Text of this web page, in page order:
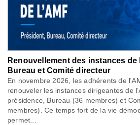
Renouvellement des instances de
Bureau et Comité directeur
En novembre 2026, les adhérents de
renouveler les instances dirigeantes de
présidence, Bureau (36 membres) et
membres). Ce temps fort de la vie
permet...